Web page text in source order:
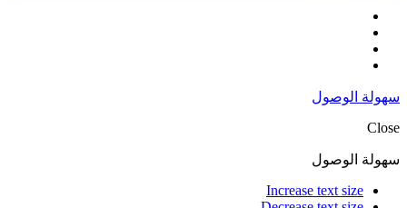
سهولة الوصول
Close
سهولة الوصول
Increase text size